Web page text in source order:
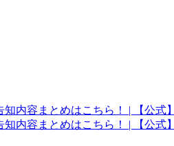
内容まとめはこちら！ | 【公式
内容まとめはこちら！ | 【公式